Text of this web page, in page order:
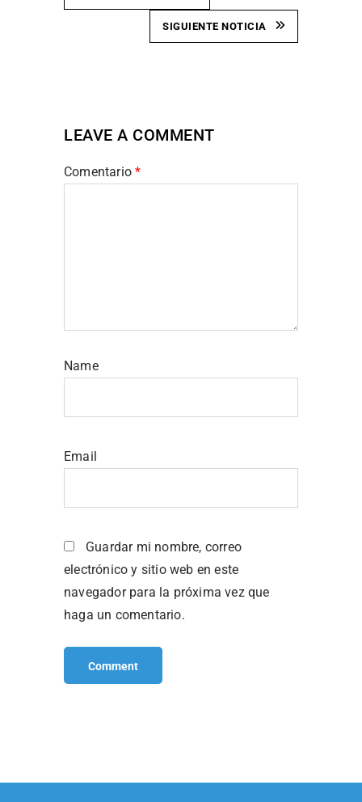
SIGUIENTE NOTICIA
LEAVE A COMMENT
Comentario*
Name
Email
Guardar mi nombre, correo
electrónico y sitio web en este
navegador para la próxima vez que
haga un comentario.